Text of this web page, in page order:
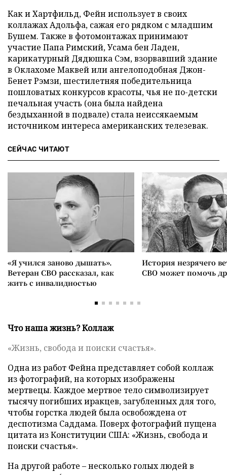
Как и Хартфильд, Фейн использует в своих
коллажах Адольфа, сажая его рядком с младшим
Бушем. Также в фотомонтажах принимают
участие Папа Римский, Усама бен Ладен,
карикатурный Дядюшка Сэм, взорвавший здание
в Оклахоме Маквей или ангелоподобная Джон-
Бенет Рэмзи, шестилетняя победительница
пошловатых конкурсов красоты, чья не по-детски
печальная участь (она была найдена
бездыханной в подвале) стала неиссякаемым
источником интереса американских телезевак.
СЕЙЧАС ЧИТАЮТ
«Я учился заново дышать».
Ветеран СВО рассказал, как
жить с инвалидностью
История незрячего
СВО может помочь
Что наша жизнь? Коллаж
«Жизнь, свобода и поиски счастья».
Одна из работ Фейна представляет собой коллаж
из фотографий, на которых изображены
мертвецы. Каждое мертвое тело символизирует
тысячу погибших иракцев, загубленных для того,
чтобы горстка людей была освобождена от
деспотизма Саддама. Поверх фотографий пущена
цитата из Конституции США: «Жизнь, свобода и
поиски счастья».
На другой работе – несколько голых людей в